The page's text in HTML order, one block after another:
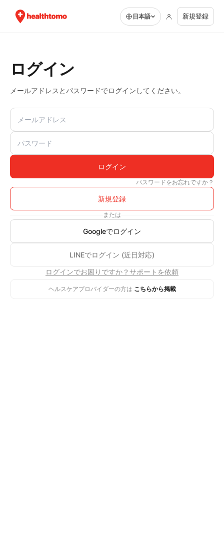
日本語 新規登録
ログイン
メールアドレスとパスワードでログインしてください。
メールアドレス
パスワード
ログイン
パスワードをお忘れですか？
新規登録
または
Googleでログイン
LINEでログイン (近日対応)
ログインでお困りですか？サポートを依頼
ヘルスケアプロバイダーの方は こちらから掲載